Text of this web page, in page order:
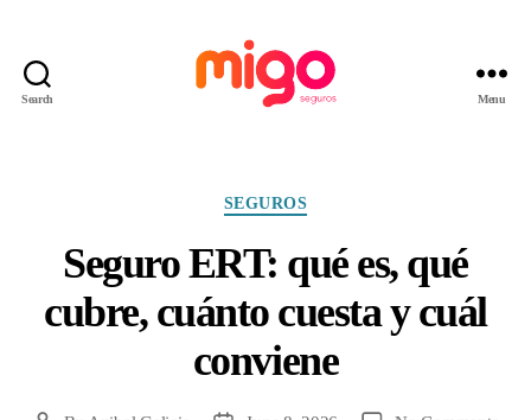
Search Menu
Categories
SEGUROS
Seguro ERT: qué es, qué
cubre, cuánto cuesta y cuál
conviene